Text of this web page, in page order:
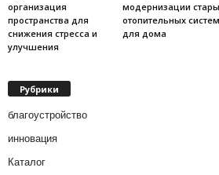
организация
пространства для
снижения стресса и
улучшения
модернизации
отопительных систем
для дома
Рубрики
благоустройство
инновация
Каталог